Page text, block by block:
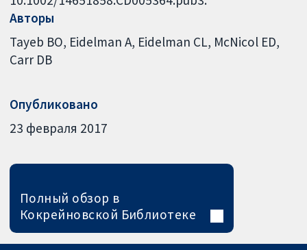
Авторы
Tayeb BO Eidelman A Eidelman CL McNicol ED
Carr DB
Опубликовано
23 февраля 2017
Полный обзор в
Кокрейновской Библиотеке